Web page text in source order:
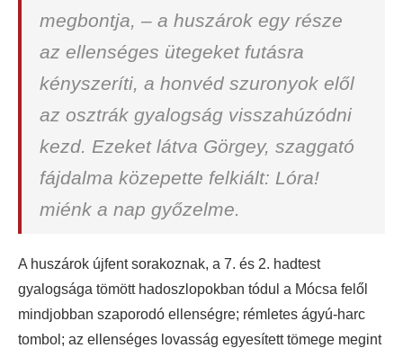
megbontja, – a huszárok egy része
az ellenséges ütegeket futásra
kényszeríti, a honvéd szuronyok elől
az osztrák gyalogság visszahúzódni
kezd. Ezeket látva Görgey, szaggató
fájdalma közepette felkiált: Lóra!
miénk a nap győzelme.
A huszárok újfent sorakoznak, a 7. és 2. hadtest
gyalogsága tömött hadoszlopokban tódul a Mócsa felől
mindjobban szaporodó ellenségre; rémletes ágyú-harc
tombol; az ellenséges lovasság egyesített tömege megint